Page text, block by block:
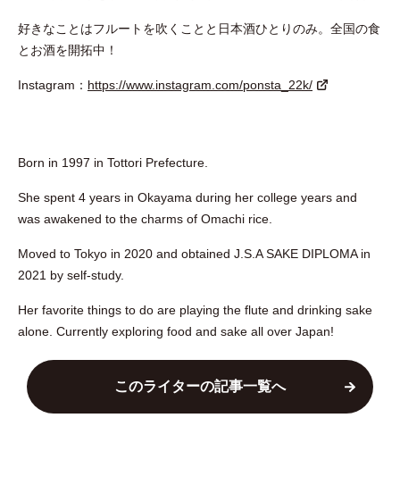
好きなことはフルートを吹くことと日本酒ひとりのみ。全国の食
とお酒を開拓中！
Instagram： https://www.instagram.com/ponsta_22k/
Born in 1997 in Tottori Prefecture.
She spent 4 years in Okayama during her college years and
was awakened to the charms of Omachi rice.
Moved to Tokyo in 2020 and obtained J.S.A SAKE DIPLOMA in
2021 by self-study.
Her favorite things to do are playing the flute and drinking sake
alone. Currently exploring food and sake all over Japan!
このライターの記事一覧へ